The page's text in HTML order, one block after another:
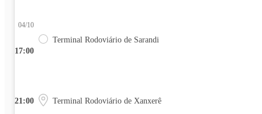
17:00
04/10
Terminal Rodoviário de Sarandi
21:00 Terminal Rodoviário de Xanxerê